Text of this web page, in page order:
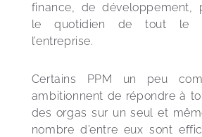
finance, de développement,
le quotidien de tout le
l’entreprise.
Certains PPM un peu
ambitionnent de répondre à
des orgas sur un seul et
nombre d’entre eux sont